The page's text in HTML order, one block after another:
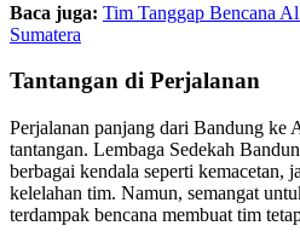
Baca juga: Tim Tanggap Bencana
Sumatera
Tantangan di Perjalanan
Perjalanan panjang dari Bandung ke
tantangan. Lembaga Sedekah
berbagai kendala seperti kemacetan,
kelelahan tim. Namun, semangat
terdampak bencana membuat tim